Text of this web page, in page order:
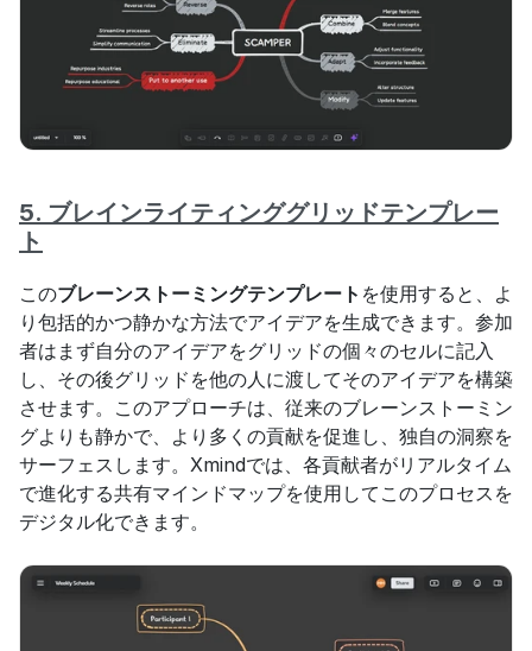
5. ブレインライティンググリッドテンプレー
ト
このブレーンストーミングテンプレート を使用すると、よ
り包括的かつ静かな方法でアイデアを生成できます。参加
者はまず自分のアイデアをグリッドの個々のセルに記入
し、その後グリッドを他の人に渡してそのアイデアを構築
させます。このアプローチは、従来のブレーンストーミン
グよりも静かで、より多くの貢献を促進し、独自の洞察を
サーフェスします。Xmindでは、各貢献者がリアルタイム
で進化する共有マインドマップを使用してこのプロセスを
デジタル化できます。